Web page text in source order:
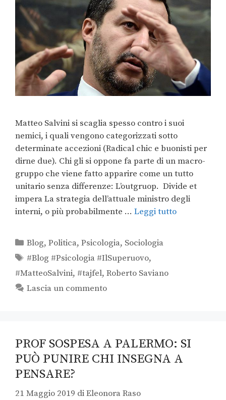
Matteo Salvini si scaglia spesso contro i suoi
nemici, i quali vengono categorizzati sotto
determinate accezioni (Radical chic e buonisti per
dirne due). Chi gli si oppone fa parte di un macro-
gruppo che viene fatto apparire come un tutto
unitario senza differenze: L’outgruop. Divide et
impera La strategia dell’attuale ministro degli
interni, o più probabilmente … Leggi tutto
Blog,Politica,Psicologia, Sociologia
#Blog #Psicologia #IlSuperuovo,
#MatteoSalvini, #tajfel, Roberto Saviano
Lascia un commento
PROF SOSPESA A PALERMO: SI
PUÒ PUNIRE CHI INSEGNA A
PENSARE?
21 Maggio 2019 diEleonora Raso